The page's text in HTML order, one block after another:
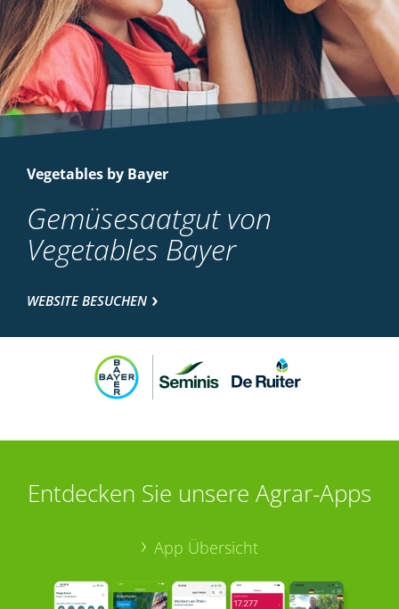
Vegetables by Bayer
Gemüsesaatgut von
Vegetables Bayer
WEBSITE BESUCHEN
Entdecken Sie unsere Agrar-Apps
App Übersicht